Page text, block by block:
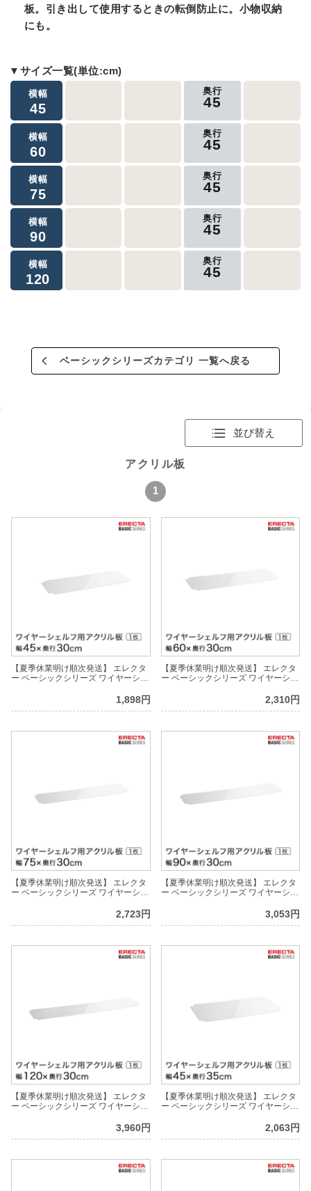
板。引き出して使用するときの転倒防止に。小物収納
にも。
▼サイズ一覧(単位:cm)
横幅
45
奥行
45
横幅
60
奥行
45
横幅
75
奥行
45
横幅
90
奥行
45
横幅
120
奥行
45
ベーシックシリーズカテゴリ 一覧へ戻る
並び替え
アクリル板
1
【夏季休業明け順次発送】 エレクタ
ー ベーシックシリーズ ワイヤーシェ
1,898円
【夏季休業明け順次発送】 エレクタ
ー ベーシックシリーズ ワイヤーシェ
2,310円
【夏季休業明け順次発送】 エレクタ
ー ベーシックシリーズ ワイヤーシェ
2,723円
【夏季休業明け順次発送】 エレクタ
ー ベーシックシリーズ ワイヤーシェ
3,053円
【夏季休業明け順次発送】 エレクタ
ー ベーシックシリーズ ワイヤーシェ
3,960円
【夏季休業明け順次発送】 エレクタ
ー ベーシックシリーズ ワイヤーシェ
2,063円